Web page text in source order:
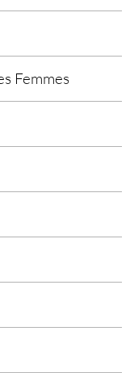
Femmes